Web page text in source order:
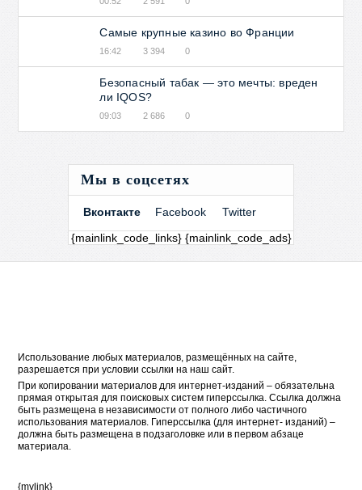
Самые крупные казино во Франции
16:42 3 394 0
Безопасный табак — это мечты: вреден
ли IQOS?
09:03 2 686 0
Мы в соцсетях
Вконтакте Facebook
Twitter
{mainlink_code_links} {mainlink_code_ads}
Использование любых материалов, размещённых на сайте,
разрешается при условии ссылки на наш сайт.
При копировании материалов для интернет-изданий – обязательна
прямая открытая для поисковых систем гиперссылка. Ссылка должна
быть размещена в независимости от полного либо частичного
использования материалов. Гиперссылка (для интернет- изданий) –
должна быть размещена в подзаголовке или в первом абзаце
материала.
{mylink}